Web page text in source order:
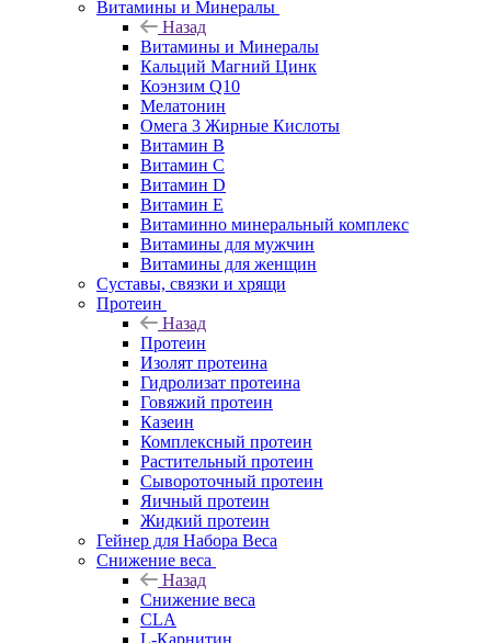
Витамины и Минералы
Назад
Витамины и Минералы
Кальций Магний Цинк
Коэнзим Q10
Мелатонин
Омега 3 Жирные Кислоты
Витамин B
Витамин C
Витамин D
Витамин E
Витаминно минеральный комплекс
Витамины для мужчин
Витамины для женщин
Суставы, связки и хрящи
Протеин
Назад
Протеин
Изолят протеина
Гидролизат протеина
Говяжий протеин
Казеин
Комплексный протеин
Растительный протеин
Сывороточный протеин
Яичный протеин
Жидкий протеин
Гейнер для Набора Веса
Снижение веса
Назад
Снижение веса
CLA
L-Карнитин